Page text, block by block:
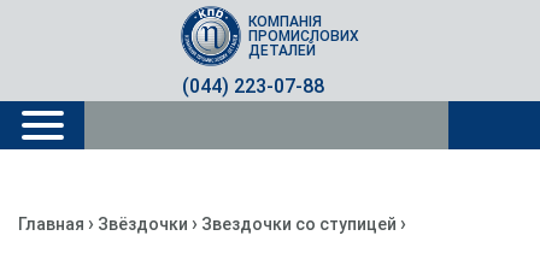
(044) 223-07-88
КОМПАНІЯ
ПРОМИСЛОВИХ
ДЕТАЛЕЙ
Главная › Звёздочки › Звездочки со ступицей ›